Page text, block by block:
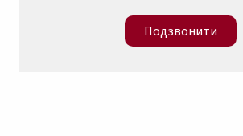
Подзвонити